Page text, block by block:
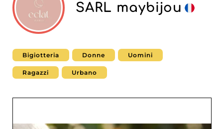
SARL maybijou
Bigiotteria Donne Uomini
Ragazzi Urbano